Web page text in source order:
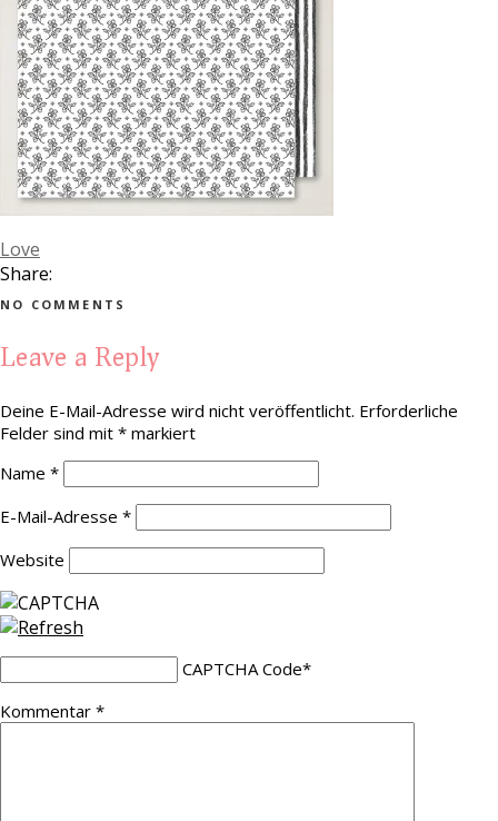
Love
Share:
NO COMMENTS
Leave a Reply
Deine E-Mail-Adresse wird nicht veröffentlicht. Erforderliche
Felder sind mit * markiert
Name *
E-Mail-Adresse *
Website
CAPTCHA Code*
Kommentar *